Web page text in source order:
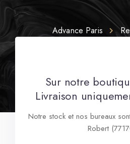
Advance Paris
Sur notre
Livraison
Notre stock et nos bureaux
Robert